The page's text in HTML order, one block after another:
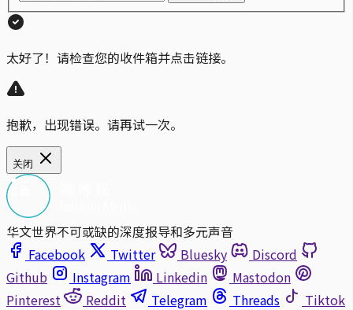
太好了！请检查您的收件箱并点击链接。
抱歉，出现错误。请再试一次。
关闭
华文世界不可或缺的深度报导和多元声音
Facebook
Twitter Bluesky
Discord
Github
Instagram Linkedin
Mastodon
Pinterest
Reddit Telegram Threads
Tiktok